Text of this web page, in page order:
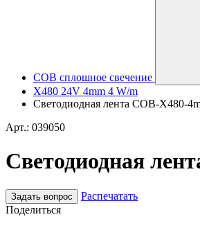
COB сплошное свечение
X480 24V 4mm 4 W/m
Светодиодная лента COB-X480-
Арт.: 039050
Светодиодная
Задать вопрос
Распечатать
Поделиться